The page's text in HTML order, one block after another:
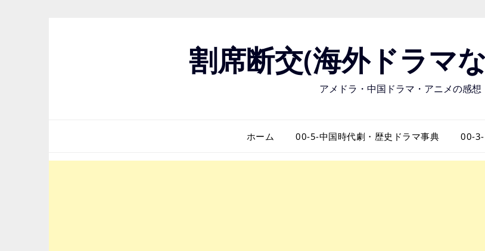
割席断交(海外ドラマ
アメドラ・中国ドラマ・アニメの感想
ホーム 00-5-中国時代劇・歴史ドラマ事典 00-3-